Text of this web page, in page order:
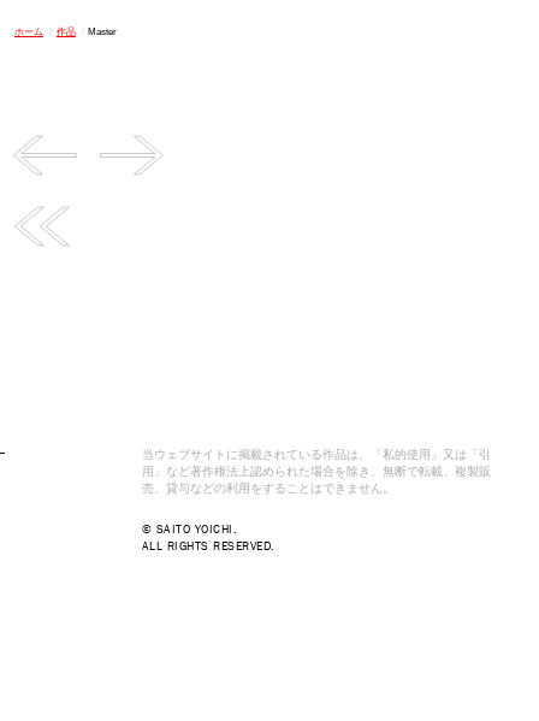
ホーム / 作品 / Master
当ウェブサイトに掲載されている作品は、「私的使用」又は「引
用」など著作権法上認められた場合を除き、無断で転載、複製販
売、貸与などの利用をすることはできません。
© SAITO YOICHI.
ALL RIGHTS RESERVED.